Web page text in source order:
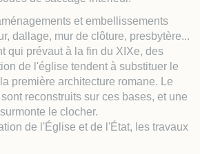
et embellissements
dallage, mur de clôture, presbytère...
qui prévaut à la fin du XIXe, des
de l'église tendent à substituer le
première architecture romane. Le
reconstruits sur ces bases, et une
le clocher.
de l'Église et de l'État, les travaux